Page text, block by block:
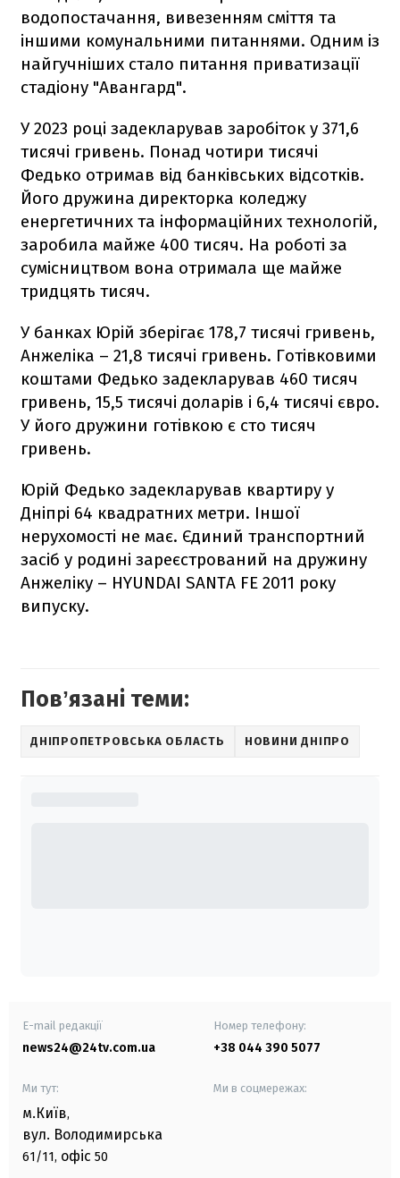
водопостачання, вивезенням сміття та
іншими комунальними питаннями. Одним із
найгучніших стало питання приватизації
стадіону "Авангард".
У 2023 році задекларував заробіток у 371,6
тисячі гривень. Понад чотири тисячі
Федько отримав від банківських відсотків.
Його дружина директорка коледжу
енергетичних та інформаційних технологій,
заробила майже 400 тисяч. На роботі за
сумісництвом вона отримала ще майже
тридцять тисяч.
У банках Юрій зберігає 178,7 тисячі гривень,
Анжеліка – 21,8 тисячі гривень. Готівковими
коштами Федько задекларував 460 тисяч
гривень, 15,5 тисячі доларів і 6,4 тисячі євро.
У його дружини готівкою є сто тисяч
гривень.
Юрій Федько задекларував квартиру у
Дніпрі 64 квадратних метри. Іншої
нерухомості не має. Єдиний транспортний
засіб у родині зареєстрований на дружину
Анжеліку – HYUNDAI SANTA FE 2011 року
випуску.
Повʼязані теми:
ДНІПРОПЕТРОВСЬКА ОБЛАСТЬ НОВИНИ ДНІПРО
E-mail редакції
news24@24tv.com.ua
Номер телефону:
+38 044 390 5077
Ми тут:
м.Київ,
вул. Володимирська
61/11, офіс 50
Ми в соцмережах: